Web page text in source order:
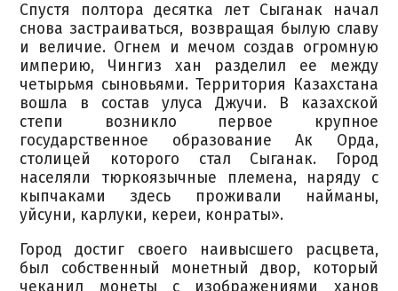
Спустя полтора десятка лет Сыганак начал
снова застраиваться, возвращая былую славу
и величие. Огнем и мечом создав огромную
империю, Чингиз хан разделил ее между
четырьмя сыновьями. Территория Казахстана
вошла в состав улуса Джучи. В казахской
степи возникло первое крупное
государственное образование Ак Орда,
столицей которого стал Сыганак. Город
населяли тюркоязычные племена, наряду с
кыпчаками здесь проживали найманы,
уйсуни, карлуки, кереи, конраты».
Город достиг своего наивысшего расцвета,
был собственный монетный двор, который
чеканил монеты с изображениями ханов